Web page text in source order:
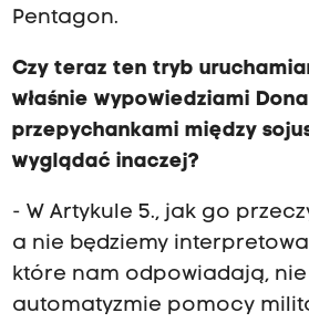
Pentagon.
Czy teraz ten tryb
właśnie wypowiedziami
przepychankami między
wyglądać inaczej?
- W Artykule 5., jak go
a nie będziemy
które nam odpowiadają,
automatyzmie pomocy